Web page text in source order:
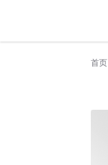
首页